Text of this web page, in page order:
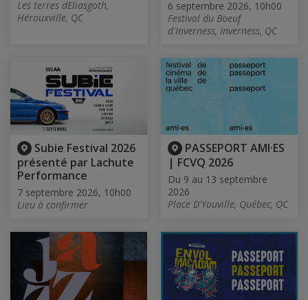
Les terres dEliasgoth,
Hérouxville, QC
6 septembre 2026, 10h00
Festival du Boeuf
d'Inverness, Inverness, QC
Subie Festival 2026
présenté par Lachute
Performance
7 septembre 2026, 10h00
Lieu à confirmer
PASSEPORT AMI·ES
| FCVQ 2026
Du 9 au 13 septembre
2026
Place D'Youville, Québec, QC